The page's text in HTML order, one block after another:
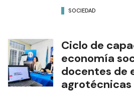
SOCIEDAD
Ciclo de
economía
docentes de
agrotécnicas